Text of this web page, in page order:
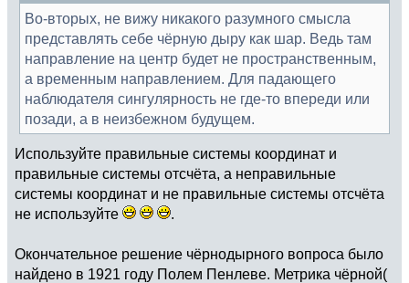
Во-вторых, не вижу никакого разумного смысла
представлять себе чёрную дыру как шар. Ведь там
направление на центр будет не пространственным,
а временным направлением. Для падающего
наблюдателя сингулярность не где-то впереди или
позади, а в неизбежном будущем.
Используйте правильные системы координат и
правильные системы отсчёта, а неправильные
системы координат и не правильные системы отсчёта
не используйте
.
Окончательное решение чёрнодырного вопроса было
найдено в 1921 году Полем Пенлеве. Метрика чёрной(